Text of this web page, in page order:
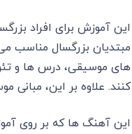
این آموزش برای افراد
مبتدیان بزرگسال مناسب
های موسیقی، درس ها و
کنند. علاوه بر این،
این آهنگ ها که بر روی